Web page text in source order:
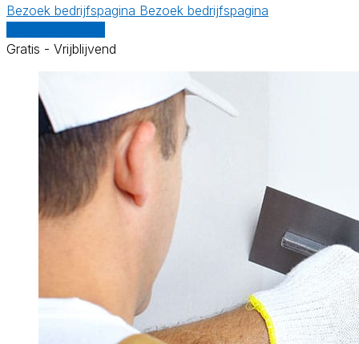
Bezoek bedrijfspagina Bezoek bedrijfspagina
Gratis - Vrijblijvend